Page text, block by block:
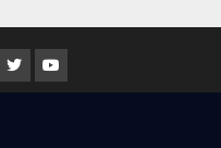
TwitterYoutube